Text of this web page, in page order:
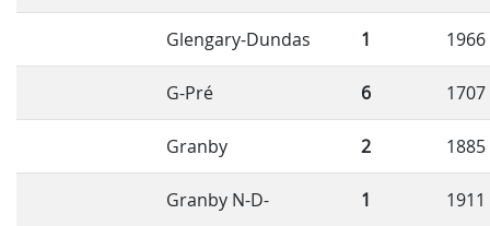
Glengary-Dundas 1 1966
G-Pré 6 1707
Granby 2 1885
Granby N-D- 1 1911